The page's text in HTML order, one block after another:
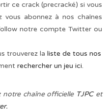
ce crack (precracké) si vous
vous abonnez à nos chaînes
notre compte Twitter ou
trouverez laliste de tous nos
rechercher un jeu ici.
notre chaîne officielle TJPCet